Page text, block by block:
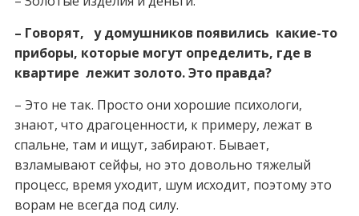
– Говорят, у домушников появились какие-то
приборы, которые могут определить, где в
квартире лежит золото. Это правда?
– Это не так. Просто они хорошие психологи,
знают, что драгоценности, к примеру, лежат в
спальне, там и ищут, забирают. Бывает,
взламывают сейфы, но это довольно тяжелый
процесс, время уходит, шум исходит, поэтому это
ворам не всегда под силу.